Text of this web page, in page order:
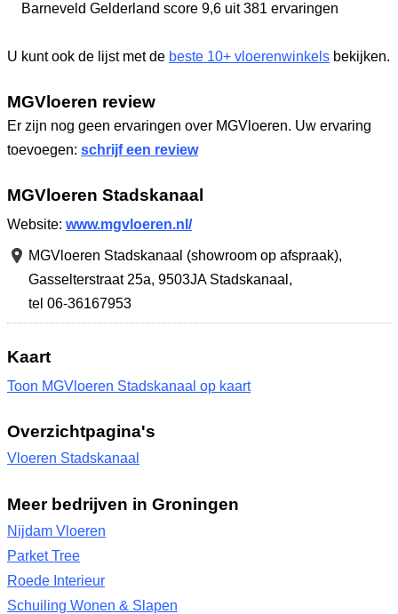
Barneveld Gelderland score 9,6 uit 381 ervaringen
U kunt ook de lijst met de beste 10+ vloerenwinkels bekijken.
MGVloeren review
Er zijn nog geen ervaringen over MGVloeren. Uw ervaring
toevoegen: schrijf een review
MGVloeren Stadskanaal
Website: www.mgvloeren.nl/
MGVloeren Stadskanaal (showroom op afspraak),
Gasselterstraat 25a, 9503JA Stadskanaal ,
tel 06-36167953
Kaart
Toon MGVloeren Stadskanaal op kaart
Overzichtpagina's
Vloeren Stadskanaal
Meer bedrijven in Groningen
Nijdam Vloeren
Parket Tree
Roede Interieur
Schuiling Wonen & Slapen